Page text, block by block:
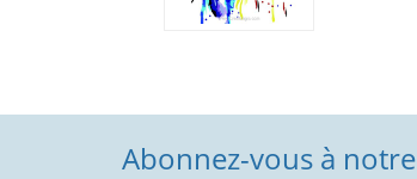
Abonnez-vous à notre